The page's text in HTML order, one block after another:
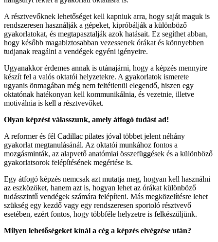
A résztvevőknek lehetőséget kell kapniuk arra, hogy saját maguk is
rendszeresen használják a gépeket, kipróbálják a különböző
gyakorlatokat, és megtapasztalják azok hatásait. Ez segíthet abban,
hogy később magabiztosabban vezessenek órákat és könnyebben
tudjanak reagálni a vendégek egyéni igényeire.
Ugyanakkor érdemes annak is utánajárni, hogy a képzés mennyire
készít fel a valós oktatói helyzetekre. A gyakorlatok ismerete
ugyanis önmagában még nem feltétlenül elegendő, hiszen egy
oktatónak hatékonyan kell kommunikálnia, és vezetnie, illetve
motiválnia is kell a résztvevőket.
Olyan képzést válasszunk, amely átfogó tudást ad!
A reformer és fél Cadillac pilates jóval többet jelent néhány
gyakorlat megtanulásánál. Az oktatói munkához fontos a
mozgásminták, az alapvető anatómiai összefüggések és a különböző
gyakorlatsorok felépítésének megértése is.
Egy átfogó képzés nemcsak azt mutatja meg, hogyan kell használni
az eszközöket, hanem azt is, hogyan lehet az órákat különböző
tudásszintű vendégek számára felépíteni. Más megközelítésre lehet
szükség egy kezdő vagy egy rendszeresen sportoló résztvevő
esetében, ezért fontos, hogy többféle helyzetre is felkészüljünk.
Milyen lehetőségeket kínál a cég a képzés elvégzése után?